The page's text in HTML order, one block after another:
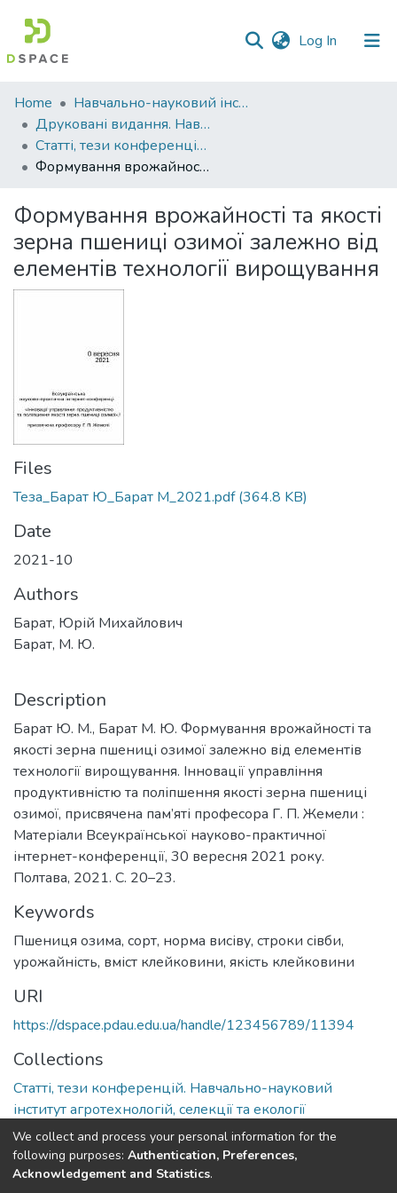
Log In (current)
Communities
&
Collections
All of DSpace
Statistics
Home
Навчально-науковий інститут агротехнологій, селекції та екології
Друковані видання. Навчально-науковий інститут агротехнологій, селекції та екології
Статті, тези конференцій. Навчально-науковий інститут агротехнологій, селекції та екології
Формування врожайності та якості зерна пшениці озимої залежно від елементів технології вирощування
Формування врожайності та якості
зерна пшениці озимої залежно від
елементів технології вирощування
Files
Теза_Барат Ю_Барат М_2021.pdf(364.8 KB)
Date
2021-10
Authors
Барат, Юрій Михайлович
Барат, М. Ю.
Description
Барат Ю. М., Барат М. Ю. Формування врожайності та
якості зерна пшениці озимої залежно від елементів
технології вирощування. Інновації управління
продуктивністю та поліпшення якості зерна пшениці
озимої, присвячена пам’яті професора Г. П. Жемели :
Матеріали Всеукраїнської науково-практичної
інтернет-конференції, 30 вересня 2021 року.
Полтава, 2021. С. 20–23.
Keywords
Пшениця озима, сорт, норма висіву, строки сівби,
урожайність, вміст клейковини, якість клейковини
URI
https://dspace.pdau.edu.ua/handle/123456789/11394
Collections
Статті, тези конференцій. Навчально-науковий
інститут агротехнологій, селекції та екології
Full item page
We collect and process your personal information for the
following purposes: Authentication, Preferences,
Acknowledgement and Statistics.